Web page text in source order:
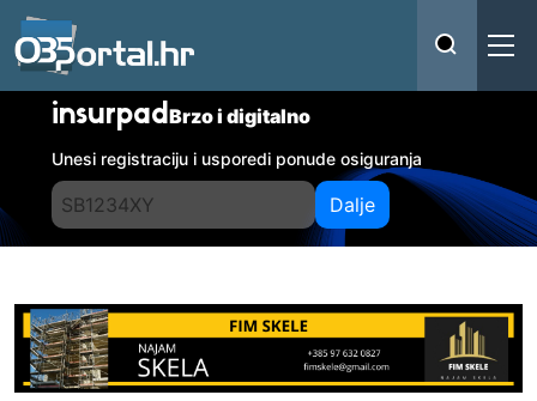
insurpadBrzo i digitalno
Unesi registraciju i usporedi ponude osiguranja
Dalje